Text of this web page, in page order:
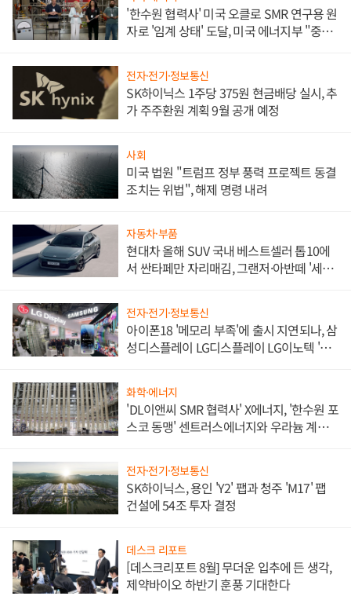
'한수원 협력사' 미국 오클로 SMR 연구용 원
자로 '임계 상태' 도달, 미국 에너지부 "중요
전자·전기·정보통신
SK하이닉스 1주당 375원 현금배당 실시, 추
가 주주환원 계획 9월 공개 예정
사회
미국 법원 "트럼프 정부 풍력 프로젝트 동결
조치는 위법", 해제 명령 내려
자동차·부품
현대차 올해 SUV 국내 베스트셀러 톱10에
서 싼타페만 자리매김, 그랜저·아반떼 '세단
전자·전기·정보통신
아이폰18 '메모리 부족'에 출시 지연되나, 삼
성디스플레이 LG디스플레이 LG이노텍 '탈
화학·에너지
'DL이앤씨 SMR 협력사' X에너지, '한수원 포
스코 동맹' 센트러스에너지와 우라늄 계약
전자·전기·정보통신
SK하이닉스, 용인 'Y2' 팹과 청주 'M17' 팹
건설에 54조 투자 결정
데스크 리포트
[데스크리포트 8월] 무더운 입추에 든 생각,
제약바이오 하반기 훈풍 기대한다